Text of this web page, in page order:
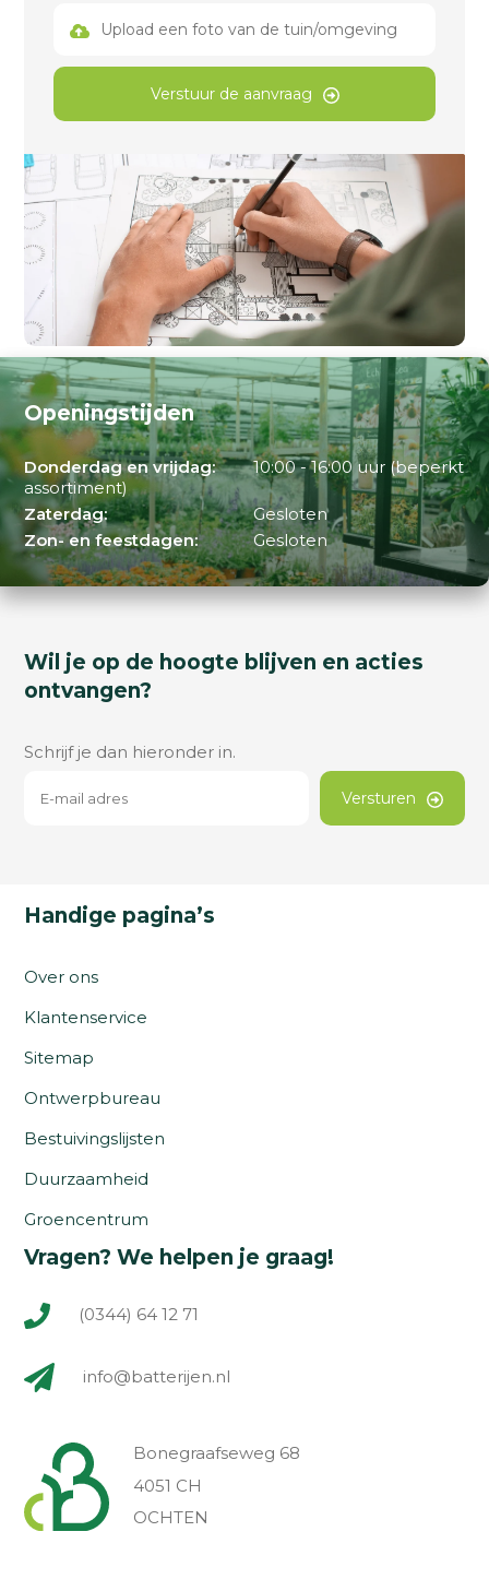
Upload een foto van de tuin/omgeving
Verstuur de aanvraag
Openingstijden
Donderdag en vrijdag:
10:00 - 16:00 uur (beperkt
assortiment)
Zaterdag:
Gesloten
Zon- en feestdagen:
Gesloten
Wil je op de hoogte blijven en acties
ontvangen?
Schrijf je dan hieronder in.
Versturen
Handige pagina’s
Over ons
Klantenservice
Sitemap
Ontwerpbureau
Bestuivingslijsten
Duurzaamheid
Groencentrum
Vragen? We helpen je graag!
(0344) 64 12 71
info@batterijen.nl
Bonegraafseweg 68
4051 CH
OCHTEN